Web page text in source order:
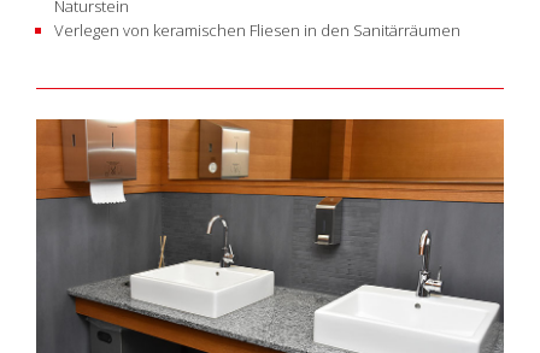
Naturstein
Verlegen von keramischen Fliesen in den Sanitärräumen